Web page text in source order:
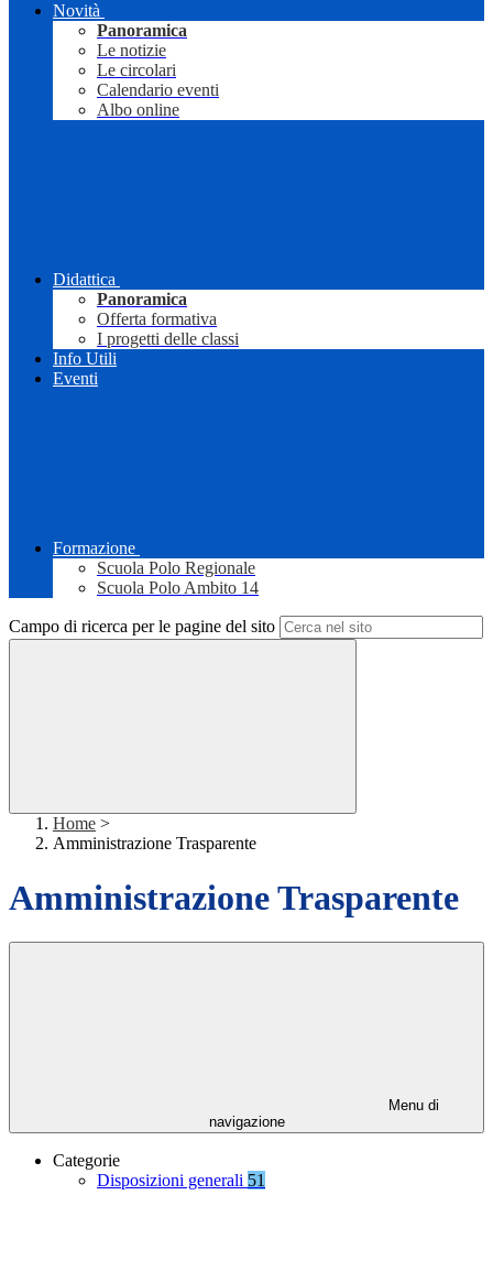
Novità
Panoramica
Le notizie
Le circolari
Calendario eventi
Albo online
Didattica
Panoramica
Offerta formativa
I progetti delle classi
Info Utili
Eventi
Formazione
Scuola Polo Regionale
Scuola Polo Ambito 14
Campo di ricerca per le pagine del sito
Home >
Amministrazione Trasparente
Amministrazione Trasparente
Menu di
navigazione
Categorie
Disposizioni generali 51